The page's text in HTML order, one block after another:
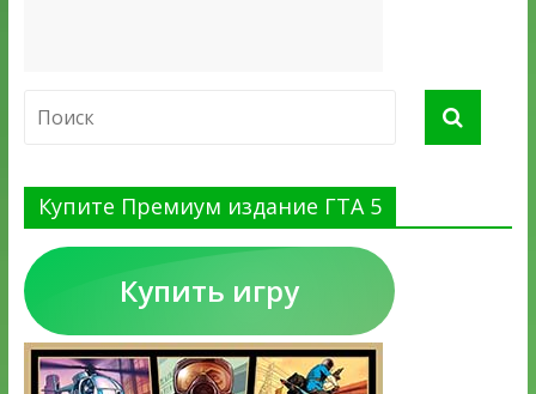
Купите Премиум издание ГТА 5
Купить игру